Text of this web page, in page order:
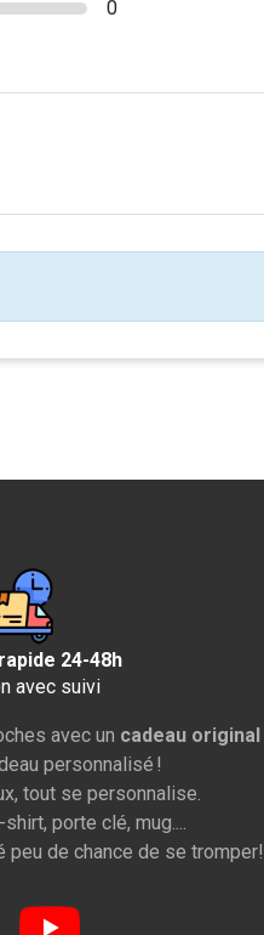
0
24-48h
avec suivi
avec un cadeau original
personnalisé !
tout se personnalise.
porte clé, mug....
peu de chance de se tromper!